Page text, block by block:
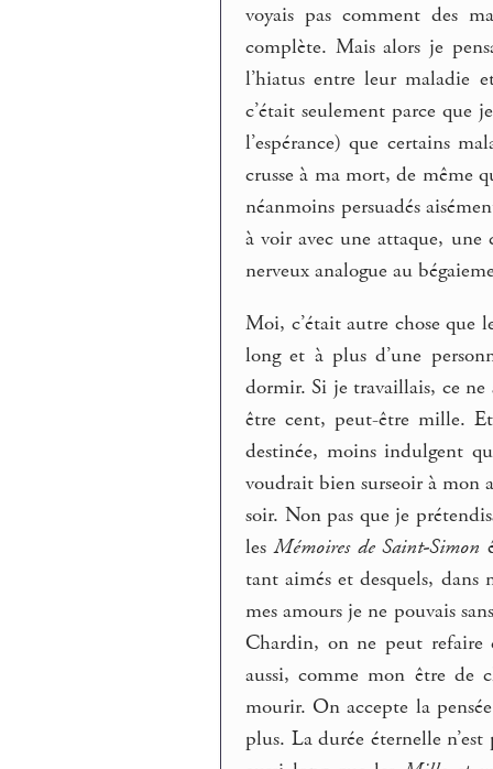
voyais pas comment des
complète. Mais alors je
l’hiatus entre leur maladie
c’était seulement parce que
l’espérance) que certains
crusse à ma mort, de même
néanmoins persuadés
à voir avec une attaque, une
nerveux analogue au
Moi, c’était autre chose que
long et à plus d’une
dormir. Si je travaillais, ce
être cent, peut-être mille.
destinée, moins indulgent
voudrait bien surseoir à mon
soir. Non pas que je
lesMémoires de Saint-Simon
tant aimés et desquels, dans
mes amours je ne pouvais
Chardin, on ne peut refaire
aussi, comme mon être
mourir. On accepte la
plus. La durée éternelle